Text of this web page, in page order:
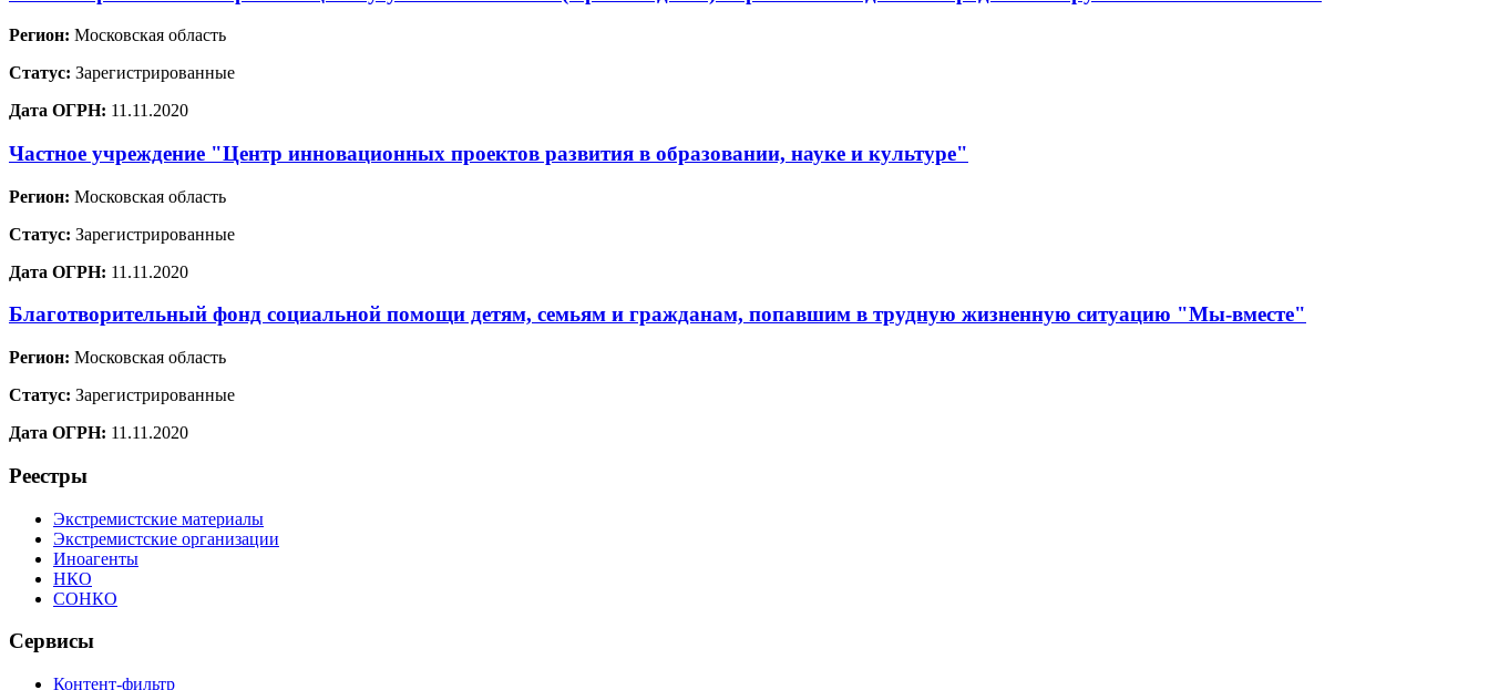
Регион: Московская область
Статус: Зарегистрированные
Дата ОГРН: 11.11.2020
Частное учреждение "Центр инновационных проектов развития в образовании, науке и культуре"
Регион: Московская область
Статус: Зарегистрированные
Дата ОГРН: 11.11.2020
Благотворительный фонд социальной помощи детям, семьям и гражданам, попавшим в трудную жизненную ситуацию "Мы-вместе"
Регион: Московская область
Статус: Зарегистрированные
Дата ОГРН: 11.11.2020
Реестры
Экстремистские материалы
Экстремистские организации
Иноагенты
НКО
СОНКО
Сервисы
Контент-фильтр